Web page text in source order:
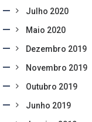
Julho 2020
Maio 2020
Dezembro 2019
Novembro 2019
Outubro 2019
Junho 2019